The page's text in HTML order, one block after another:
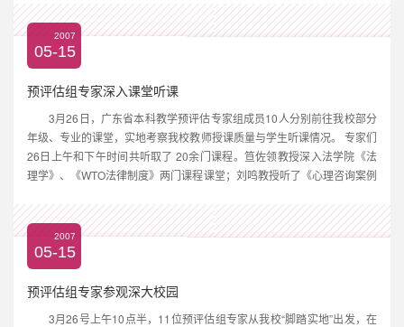
迎，江潭瑜指出，这次会议在深大召开有重要的意义，深...
2007
05-15
预评估组专家深入课堂听课
3月26日，广东省本科教学预评估专家组成员10人分别前往我校部分
年级、专业的课堂，实地考察我校教师授课质量与学生听课情况。 专家们
26日上午和下午时间共听取了 20余门课程。笪佐领教授深入法学院《法
理学》、《WTO法律制度》两门课程课堂；刘鸣教授听了《心理咨询案例
学院听了《产品设计》和《时装画表现技法》等...
2007
05-15
预评估组专家参观深大校园
3月26号上午10点半，11位预评估组专家从我校“脚踏实地”出发，在